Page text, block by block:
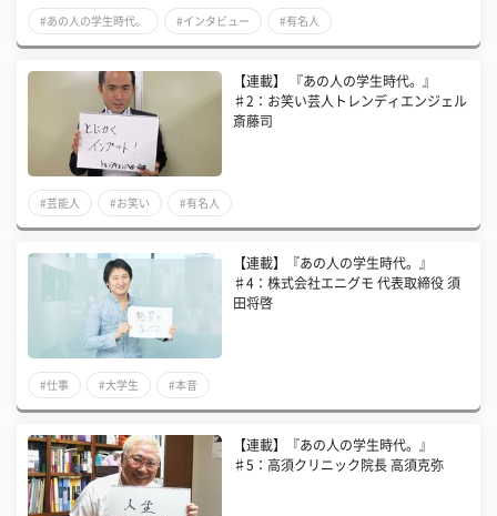
#あの人の学生時代。 #インタビュー #有名人
【連載】 『あの人の学生時代。』
♯2：お笑い芸人トレンディエンジェル
斎藤司
#芸能人 #お笑い #有名人
【連載】『あの人の学生時代。』
♯4：株式会社エニグモ 代表取締役 須
田将啓
#仕事 #大学生 #本音
【連載】『あの人の学生時代。』
♯5：高須クリニック院長 高須克弥